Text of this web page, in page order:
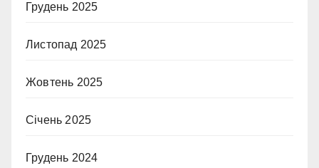
Грудень 2025
Листопад 2025
Жовтень 2025
Січень 2025
Грудень 2024